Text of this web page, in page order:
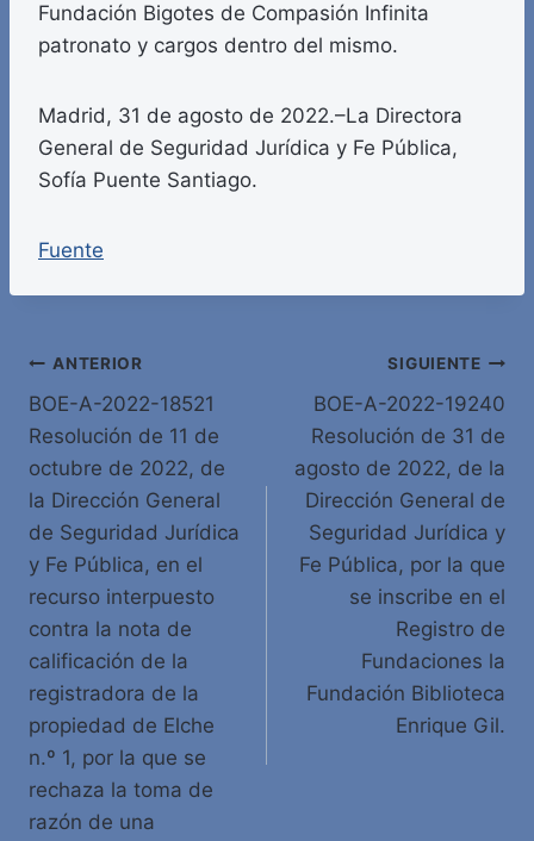
Fundación Bigotes de Compasión Infinita
patronato y cargos dentro del mismo.
Madrid, 31 de agosto de 2022.–La Directora
General de Seguridad Jurídica y Fe Pública,
Sofía Puente Santiago.
Fuente
Navegación
de
entradas
ANTERIOR
BOE-A-2022-18521
Resolución de 11 de
octubre de 2022, de
la Dirección General
de Seguridad Jurídica
y Fe Pública, en el
recurso interpuesto
contra la nota de
calificación de la
registradora de la
propiedad de Elche
n.º 1, por la que se
rechaza la toma de
razón de una
SIGUIENTE
BOE-A-2022-19240
Resolución de 31 de
agosto de 2022, de la
Dirección General de
Seguridad Jurídica y
Fe Pública, por la que
se inscribe en el
Registro de
Fundaciones la
Fundación Biblioteca
Enrique Gil.